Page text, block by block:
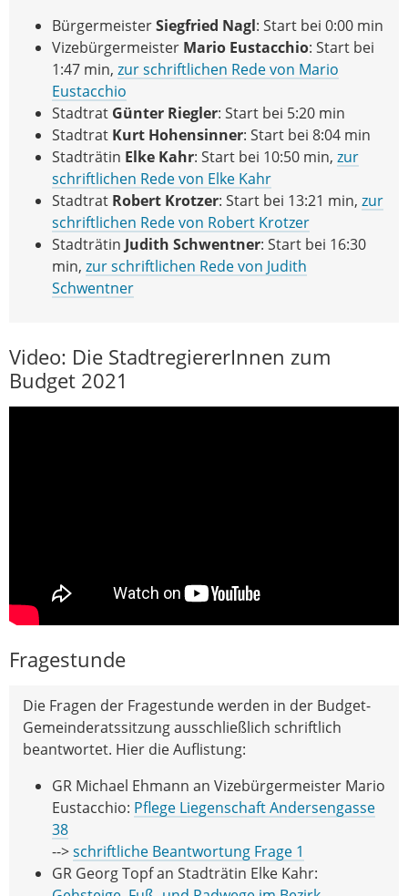
BürgermeisterSiegfried Nagl: Start bei 0:00 min
Vizebürgermeister Mario Eustacchio: Start bei
1:47 min, zur schriftlichen Rede von Mario
Eustacchio
Stadtrat Günter Riegler: Start bei 5:20 min
Stadtrat Kurt Hohensinner: Start bei 8:04 min
Stadträtin Elke Kahr: Start bei 10:50 min, zur
schriftlichen Rede von Elke Kahr
Stadtrat Robert Krotzer: Start bei 13:21 min, zur
schriftlichen Rede von Robert Krotzer
Stadträtin Judith Schwentner: Start bei 16:30
min, zur schriftlichen Rede von Judith
Schwentner
Video: Die StadtregiererInnen zum
Budget 2021
Fragestunde
Die Fragen der Fragestunde werden in der Budget-
Gemeinderatssitzung ausschließlich schriftlich
beantwortet. Hier die Auflistung:
GR Michael Ehmann an Vizebürgermeister Mario
Eustacchio: Pflege Liegenschaft Andersengasse
38
-->schriftliche Beantwortung Frage 1
GR Georg Topf an Stadträtin Elke Kahr: